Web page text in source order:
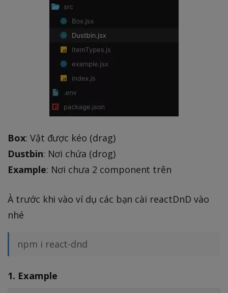
Box: Vật được kéo (drag)
Dustbin: Nơi chứa (drog)
Example: Nơi chưa 2 component trên
À trước khi vào ví dụ các bạn cài reactDnD vào
nhé
npm i react-dnd
1. Example